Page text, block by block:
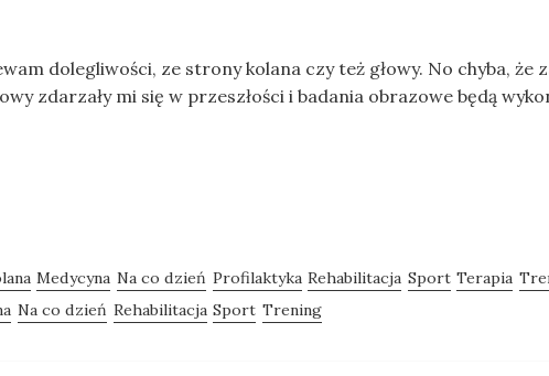
dolegliwości, ze strony kolana czy też głowy. No chyba, że
zdarzały mi się w przeszłości i badania obrazowe będą
Medycyna Na co dzień Profilaktyka Rehabilitacja Sport Terapia
Na co dzień Rehabilitacja Sport Trening